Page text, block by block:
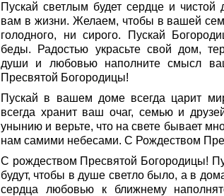
Пускай светлым будет сердце и
вам в жизни. Желаем, чтобы в вашей
голодного, ни сирого. Пускай
беды. Радостью украсьте свой дом,
души и любовью наполните смысл
Пресвятой Богородицы!
Пускай в вашем доме всегда царит
всегда хранит ваш очаг, семью и
унынию и верьте, что на свете бывает
нам самими небесами. С Рождеством
С рождеством Пресвятой Богородицы!
будут, чтобы в душе светло было, а в
сердца любовью к ближнему